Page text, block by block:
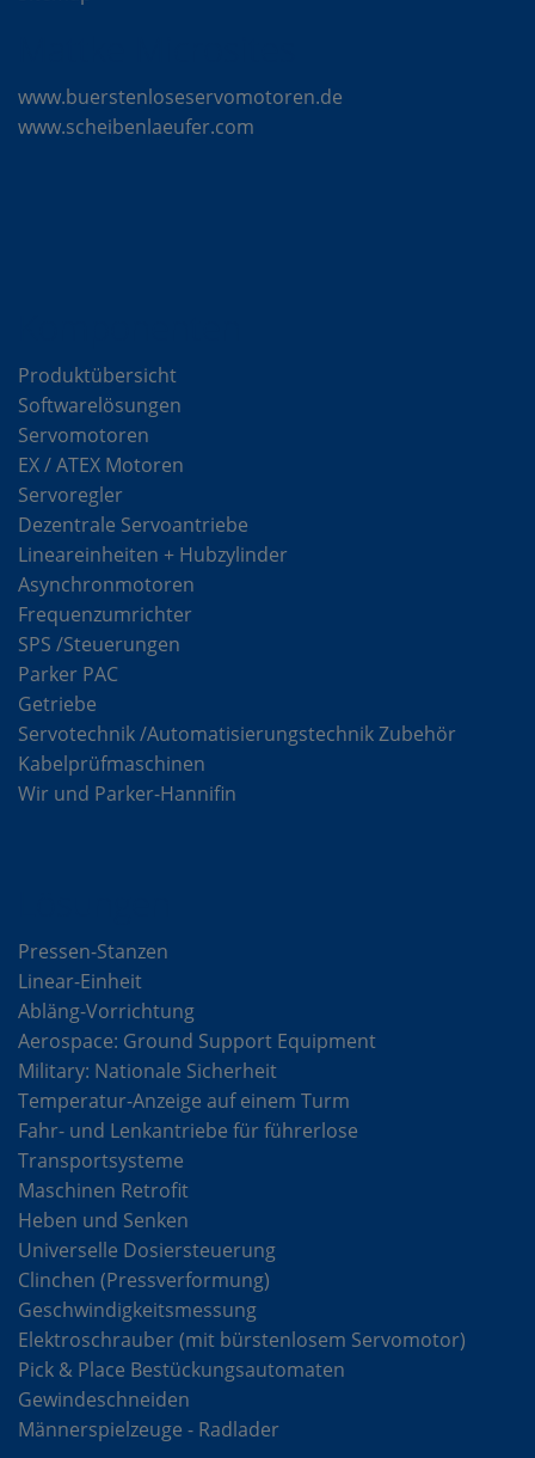
www.buerstenloseservomotoren.de
www.scheibenlaeufer.com
Produktübersicht
Softwarelösungen
Servomotoren
EX / ATEX Motoren
Servoregler
Dezentrale Servoantriebe
Lineareinheiten + Hubzylinder
Asynchronmotoren
Frequenzumrichter
SPS /Steuerungen
Parker PAC
Getriebe
Servotechnik /Automatisierungstechnik Zubehör
Kabelprüfmaschinen
Wir und Parker-Hannifin
Pressen-Stanzen
Linear-Einheit
Abläng-Vorrichtung
Aerospace: Ground Support Equipment
Military: Nationale Sicherheit
Temperatur-Anzeige auf einem Turm
Fahr- und Lenkantriebe für führerlose
Transportsysteme
Maschinen Retrofit
Heben und Senken
Universelle Dosiersteuerung
Clinchen (Pressverformung)
Geschwindigkeitsmessung
Elektroschrauber (mit bürstenlosem Servomotor)
Pick & Place Bestückungsautomaten
Gewindeschneiden
Männerspielzeuge - Radlader